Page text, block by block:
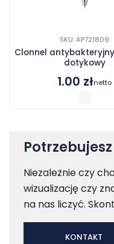
SKU: AP721809
Clonnel
dotykowy
1.00 złnetto
Niezależnie czy
wizualizację czy
na nas liczyć.
KONTAKT